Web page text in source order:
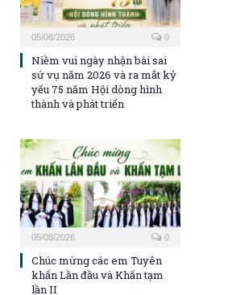
05/08/2026 0
Niềm vui ngày nhận bài sai
sứ vụ năm 2026 và ra mắt kỷ
yếu 75 năm Hội dòng hình
thành và phát triển
05/08/2026 0
Chúc mừng các em Tuyên
khấn Lần đầu và Khấn tạm
lần II